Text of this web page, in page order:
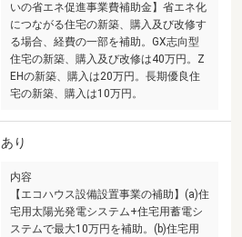
いの省エネ促進事業費補助金】省エネ化
につながる住宅の新築、購入及び改修す
る場合、経費の一部を補助。GX志向型
住宅の新築、購入及び改修は40万円。Z
EHの新築、購入は20万円。長期優良住
宅の新築、購入は10万円。
あり
内容
【エコハウス設備設置事業の補助】(a)住
宅用太陽光発電システム+住宅用蓄電シ
ステムで最大10万円を補助。(b)住宅用